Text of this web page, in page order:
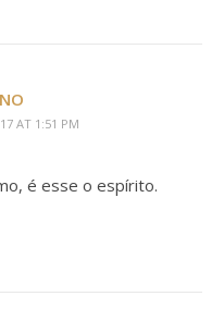
AT 1:51 PM
é esse o espírito.